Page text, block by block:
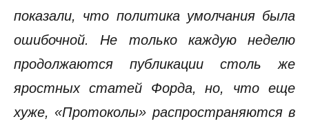
показали, что политика умолчания была
ошибочной. Не только каждую неделю
продолжаются публикации столь же
яростных статей Форда, но, что еще
хуже, «Протоколы» распространяются в